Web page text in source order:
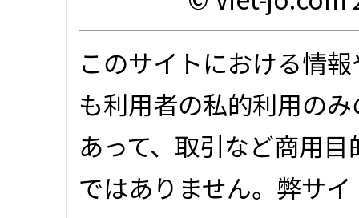
このサイトにおける情
も利用者の私的利用の
あって、取引など商用
ではありません。弊サ